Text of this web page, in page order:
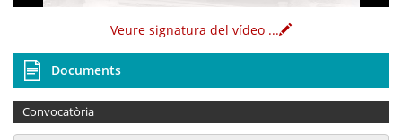
Veure signatura del vídeo ...
Documents
Convocatòria